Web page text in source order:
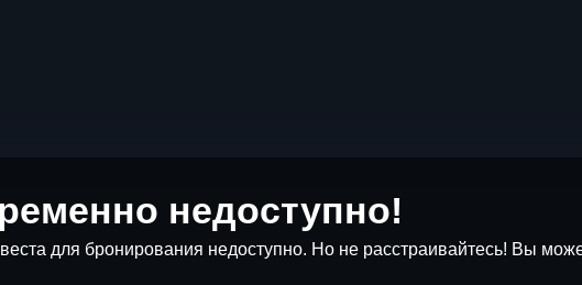
недоступно!
для бронирования недоступно. Но не расстраивайтесь! Вы